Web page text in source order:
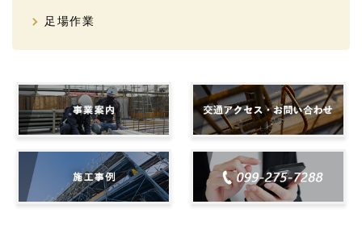
足場作業